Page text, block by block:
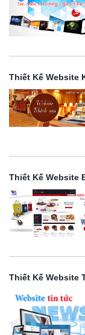
Thiết Kế Website
Thiết Kế Website
Thiết Kế Website